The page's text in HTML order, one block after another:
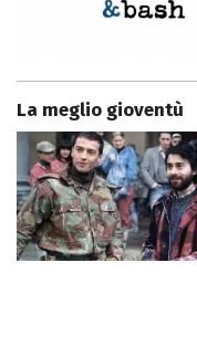
La meglio gioventù